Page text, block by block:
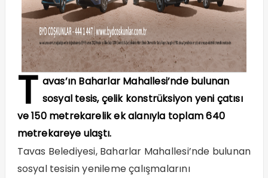
T avas’ın Baharlar Mahallesi’nde bulunan
sosyal tesis, çelik konstrüksiyon yeni çatısı
ve 150 metrekarelik ek alanıyla toplam 640
metrekareye ulaştı.
Tavas Belediyesi, Baharlar Mahallesi’nde bulunan
sosyal tesisin yenileme çalışmalarını